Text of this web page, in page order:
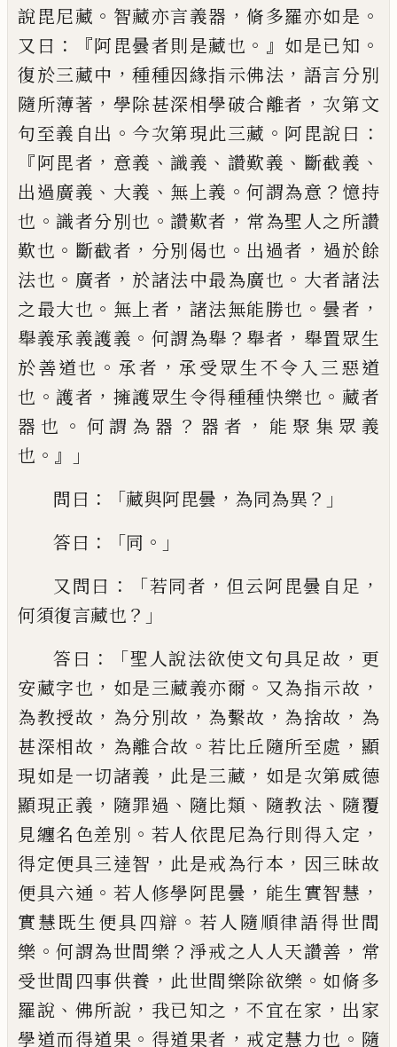
說毘尼藏 。 智藏亦言義器 ，脩多羅亦如是 。
又曰 ：『阿毘曇者則是藏也 。』 如是已知 。
復於三藏中 ，種種因緣指示佛法 ， 語言分別
隨所薄著 ， 學除甚深相學破合離者 ， 次第文
句至義自出 。 今次第現此三藏 。 阿毘說曰 ：
『阿毘者 ， 意義 、識義 、 讚歎義 、 斷截義 、
出過廣義 、 大義 、 無上義 。何謂為意 ？ 憶持
也 。識者分別也 。讚歎者 ， 常為聖人之所讚
歎也 。 斷截者 ， 分別偈也 。 出過者 ， 過於餘
法也 。 廣者 ， 於諸法中最為廣也 。 大者諸法
之最大也 。 無上者 ， 諸法無能勝也 。曇者 ，
舉義承義護義 。 何謂為舉 ？ 舉者 ， 舉置眾生
於善道也 。 承者 ，承受眾生不令入三惡道
也 。 護者 ， 擁護眾生令得種種快樂也 。 藏者
器也 。 何謂為器 ？ 器 者 ， 能聚集眾義
也 。』」
問曰 ：「藏與阿毘曇 ， 為同為異 ？」
答曰 ：「同 。」
又問曰 ：「若同者 ， 但云阿毘曇 自足 ，
何須復言藏也 ？」
答曰 ：「聖人說法欲使文句具足故 ， 更
安藏字也 ， 如是三藏義亦爾 。 又為指示故 ，
為教授故 ， 為分別故 ， 為繫故 ， 為捨故 ， 為
甚深相故 ， 為離合故 。若比丘隨所至處 ， 顯
現如是一切諸義 ， 此是三藏 ， 如是次第威德
顯現正義 ， 隨罪過 、 隨比類 、 隨教法 、 隨覆
見纏名色差別 。 若人依毘尼為行則得入定 ，
得定便具三達智 ， 此是戒為行本 ， 因三昧故
便具六通 。 若人修學阿毘曇 ， 能生實智慧 ，
實慧既生便具四辯 。若人隨順律語得世間
樂 。何謂為世間樂 ？ 淨戒之人人天讚善 ， 常
受世間四事供養 ， 此世間樂除欲樂 。 如脩多
羅說 、 佛所說 ， 我已知之 ，不宜在家 ， 出家
學道而得道果 。 得道果者 ， 戒定慧力也 。 隨